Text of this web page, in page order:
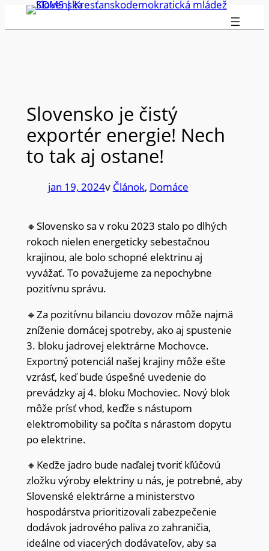
Prejsť
na
Slovensko je čistý
exportér energie! Nech
to tak aj ostane!
jan 19, 2024v Článok, Domáce
🔸Slovensko sa v roku 2023 stalo po dlhých
rokoch nielen energeticky sebestačnou
krajinou, ale bolo schopné elektrinu aj
vyvážať. To považujeme za nepochybne
pozitívnu správu.
🔹Za pozitívnu bilanciu dovozov môže najmä
zníženie domácej spotreby, ako aj spustenie
3. bloku jadrovej elektrárne Mochovce.
Exportný potenciál našej krajiny môže ešte
vzrásť, keď bude úspešné uvedenie do
prevádzky aj 4. bloku Mochoviec. Nový blok
môže prísť vhod, keďže s nástupom
elektromobility sa počíta s nárastom dopytu
po elektrine.
🔸Keďže jadro bude naďalej tvoriť kľúčovú
zložku výroby elektriny u nás, je potrebné, aby
Slovenské elektrárne a ministerstvo
hospodárstva prioritizovali zabezpečenie
dodávok jadrového paliva zo zahraničia,
ideálne od viacerých dodávateľov, aby sa